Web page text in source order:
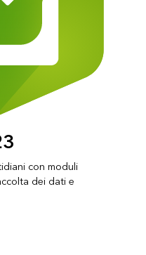
con moduli
dei dati e